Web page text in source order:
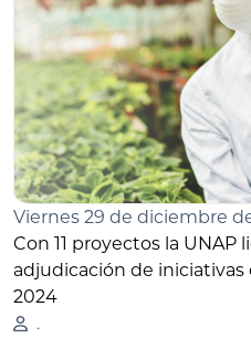
Viernes 29 de diciembre
Con 11 proyectos la UNAP
adjudicación de iniciativas
2024
.